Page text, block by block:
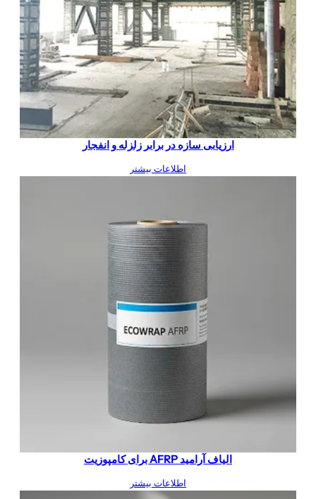
ارزیابی سازه در برابر زلزله و انفجار
اطلاعات بیشتر
الیاف آرامید AFRP برای کامپوزیت
اطلاعات بیشتر